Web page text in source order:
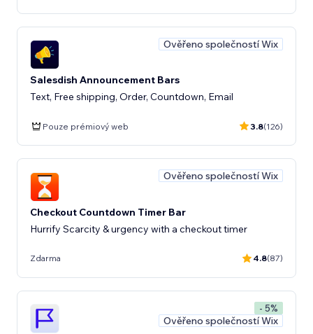
Ověřeno společností Wix
Salesdish Announcement Bars
Text, Free shipping, Order, Countdown, Email
Pouze prémiový web 3.8(126)
Ověřeno společností Wix
Checkout Countdown Timer Bar
Hurrify Scarcity & urgency with a checkout timer
Zdarma 4.8(87)
- 5%
Ověřeno společností Wix